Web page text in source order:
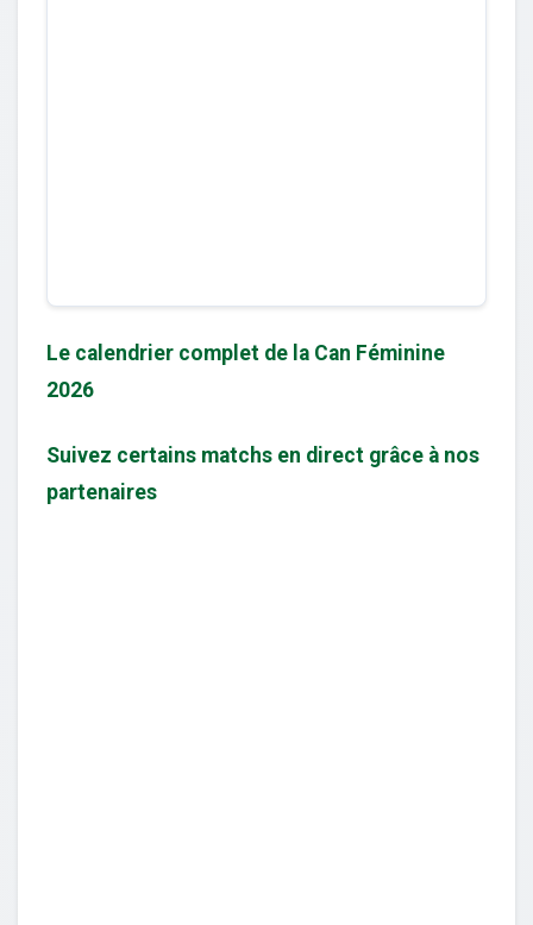
Le calendrier complet de la Can Féminine
2026
Suivez certains matchs en direct grâce à nos
partenaires